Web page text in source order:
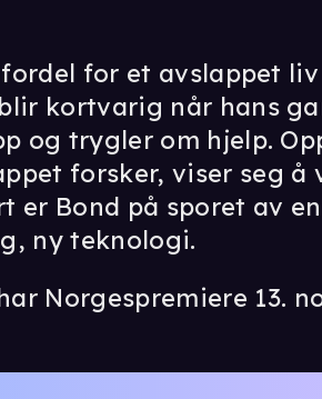
for et avslappet
kortvarig når hans
og trygler om hjelp.
forsker, viser seg å
er Bond på sporet av
ny teknologi.
Norgespremiere 13.